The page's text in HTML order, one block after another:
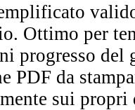
Ottimo per
progresso del
PDF da
sui